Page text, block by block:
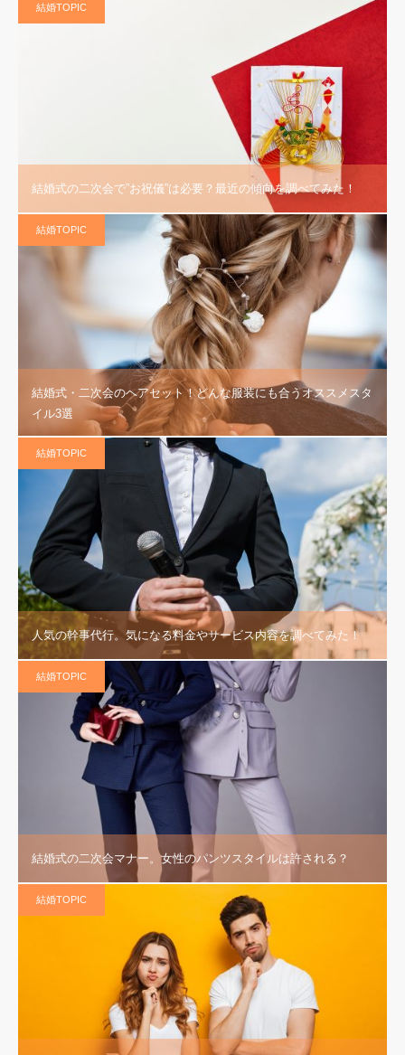
結婚TOPIC
結婚式の二次会で”お祝儀”は必要？最近の傾向を調べてみた！
結婚TOPIC
結婚式・二次会のヘアセット！どんな服装にも合うオススメスタ
イル3選
結婚TOPIC
人気の幹事代行。気になる料金やサービス内容を調べてみた！
結婚TOPIC
結婚式の二次会マナー。女性のパンツスタイルは許される？
結婚TOPIC